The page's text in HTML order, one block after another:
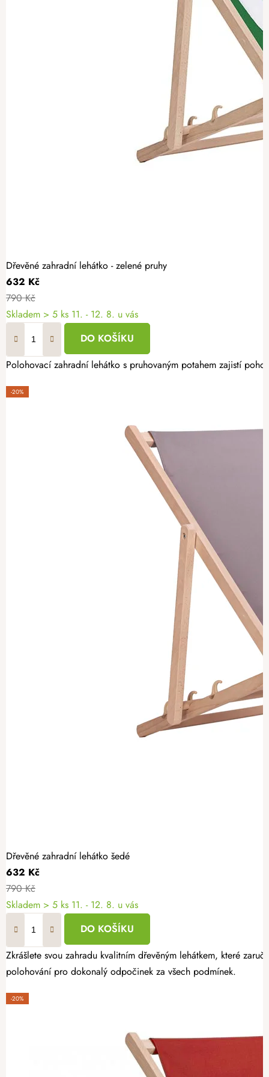
Dřevěné zahradní lehátko - zelené pruhy
632 Kč
790 Kč
Skladem > 5 ks 11. - 12. 8. u vás
DO KOŠÍKU
Polohovací zahradní lehátko s pruhovaným potahem zajistí
-20%
Dřevěné zahradní lehátko šedé
632 Kč
790 Kč
Skladem > 5 ks 11. - 12. 8. u vás
DO KOŠÍKU
Zkrášlete svou zahradu kvalitním dřevěným lehátkem, které
polohování pro dokonalý odpočinek za všech podmínek.
-20%